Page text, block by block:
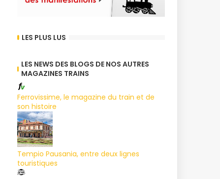
LES PLUS LUS
LES NEWS DES BLOGS DE NOS AUTRES
MAGAZINES TRAINS
Ferrovissime, le magazine du train et de
son histoire
Tempio Pausania, entre deux lignes
touristiques